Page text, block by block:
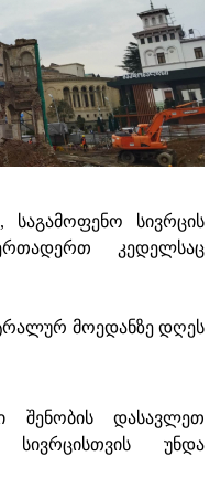
საგამოფენო სივრცის
კედელსაც
მოედანზე დღეს
შენობის დასავლეთ
უნდა